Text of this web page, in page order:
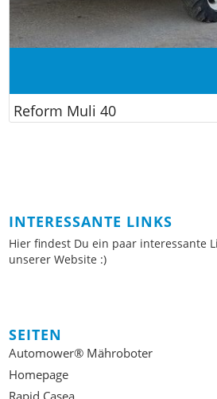
Reform Muli 40
INTERESSANTE LINKS
Hier findest Du ein paar interessante
unserer Website :)
SEITEN
Automower® Mähroboter
Homepage
Rapid Casea